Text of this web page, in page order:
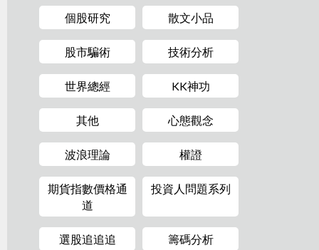
個股研究 散文小品
股市騙術 技術分析
世界總經 KK神功
其他 心態觀念
波浪理論 權證
期貨指數價格通
道
投資人問題系列
選股追追追 籌碼分析